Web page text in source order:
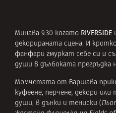
Минава 9.30 когато RIVERSIDE
декорираната сцена. И
фанфари гмуркат себе си и
души в дълбоката прегръдка
Момчетата от Варшава
куфеене, перчене, декори
души, в дънки и тениски (